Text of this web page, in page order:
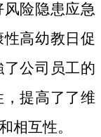
险隐患应急
高幼教日促
公司员工的
提高了了维
相互性。